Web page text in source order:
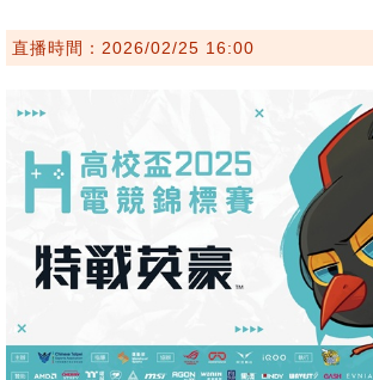
直播時間：2026/02/25 16:00